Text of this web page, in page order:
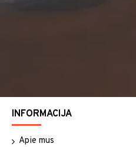
INFORMACIJA
Apie mus